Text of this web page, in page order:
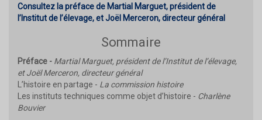
Consultez la préface de Martial Marguet, président de
l’Institut de l’élevage, et Joël Merceron, directeur général
Sommaire
Préface - Martial Marguet, président de l’Institut de l’élevage,
et Joël Merceron, directeur général
L’histoire en partage - La commission histoire
Les instituts techniques comme objet d’histoire - Charlène
Bouvier